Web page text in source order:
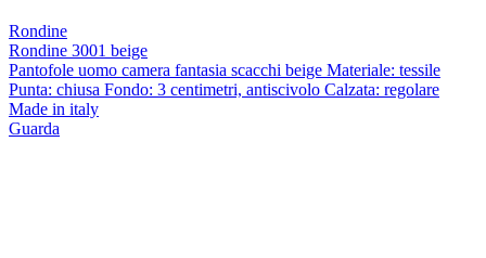
Rondine
Rondine 3001 beige
Pantofole uomo camera fantasia scacchi beige Materiale: tessile
Punta: chiusa Fondo: 3 centimetri, antiscivolo Calzata: regolare
Made in italy
Guarda